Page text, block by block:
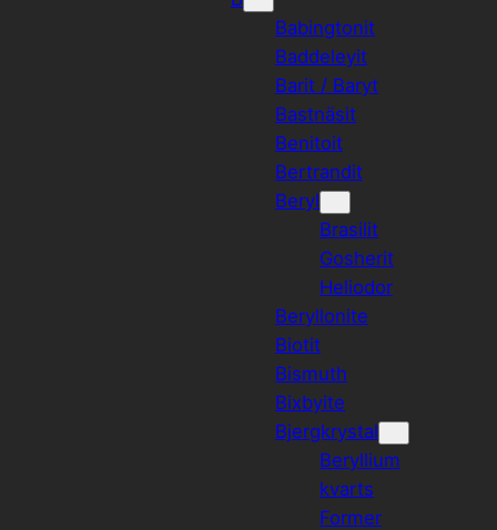
Babingtonit
Baddeleyit
Barit / Baryt
Bastnäsit
Benitoit
Bertrandit
Beryl
Brasilit
Gosherit
Heliodor
Beryllonite
Biotit
Bismuth
Bixbyite
Bjergkrystal
Beryllium
kvarts
Former